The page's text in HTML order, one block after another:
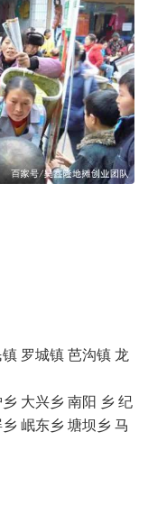
罗城镇 芭沟镇 龙
大兴乡 南阳 乡 纪
岷东乡 塘坝乡 马